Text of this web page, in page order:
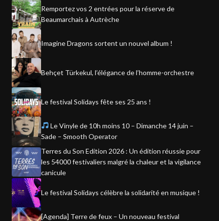
Remportez vos 2 entrées pour la réserve de
Beaumarchais à Autrèche
Imagine Dragons sortent un nouvel album !
Behçet Türkekul, l’élégance de l’homme-orchestre
Le festival Solidays fête ses 25 ans !
Le Vinyle de 10h moins 10 – Dimanche 14 juin –
Sade – Smooth Operator
Terres du Son Edition 2026 : Un édition réussie pour
les 54000 festivaliers malgré la chaleur et la vigilance
canicule
Le festival Solidays célèbre la solidarité en musique !
[Agenda] Terre de feux – Un nouveau festival